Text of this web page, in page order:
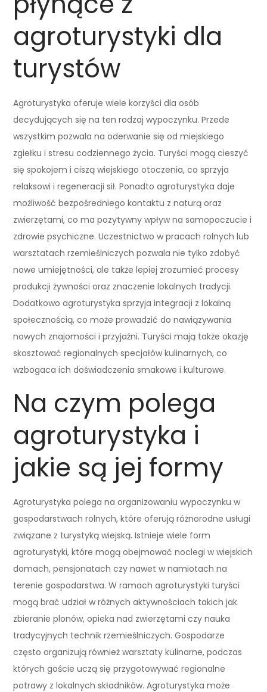
agroturystyki dla
turystów
Agroturystyka oferuje wiele korzyści dla osób
decydujących się na ten rodzaj wypoczynku. Przede
wszystkim pozwala na oderwanie się od miejskiego
zgiełku i stresu codziennego życia. Turyści mogą cieszyć
się spokojem i ciszą wiejskiego otoczenia, co sprzyja
relaksowi i regeneracji sił. Ponadto agroturystyka daje
możliwość bezpośredniego kontaktu z naturą oraz
zwierzętami, co ma pozytywny wpływ na samopoczucie i
zdrowie psychiczne. Uczestnictwo w pracach rolnych lub
warsztatach rzemieślniczych pozwala nie tylko zdobyć
nowe umiejętności, ale także lepiej zrozumieć procesy
produkcji żywności oraz znaczenie lokalnych tradycji.
Dodatkowo agroturystyka sprzyja integracji z lokalną
społecznością, co może prowadzić do nawiązywania
nowych znajomości i przyjaźni. Turyści mają także okazję
skosztować regionalnych specjałów kulinarnych, co
wzbogaca ich doświadczenia smakowe i kulturowe.
Na czym polega
agroturystyka i
jakie są jej formy
Agroturystyka polega na organizowaniu wypoczynku w
gospodarstwach rolnych, które oferują różnorodne usługi
związane z turystyką wiejską. Istnieje wiele form
agroturystyki, które mogą obejmować noclegi w wiejskich
domach, pensjonatach czy nawet w namiotach na
terenie gospodarstwa. W ramach agroturystyki turyści
mogą brać udział w różnych aktywnościach takich jak
zbieranie plonów, opieka nad zwierzętami czy nauka
tradycyjnych technik rzemieślniczych. Gospodarze
często organizują również warsztaty kulinarne, podczas
których goście uczą się przygotowywać regionalne
potrawy z lokalnych składników. Agroturystyka może